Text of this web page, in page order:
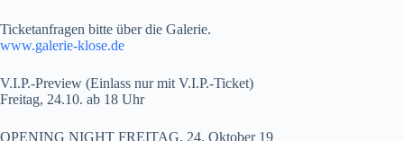
Ticketanfragen bitte über die Galerie.
www.galerie-klose.de
V.I.P.-Preview (Einlass nur mit V.I.P.-Ticket)
Freitag, 24.10. ab 18 Uhr
OPENING NIGHT FREITAG, 24. Oktober 19